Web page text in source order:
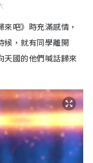
吧》時充滿感情，
候，就有同學離開
國的他們喊話歸來